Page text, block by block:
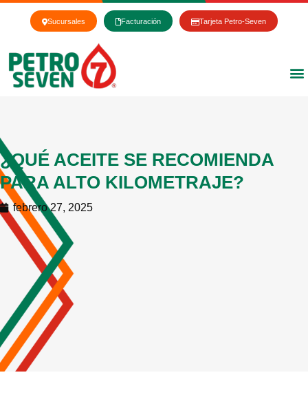
Ir
contenido
Sucursales Facturación Tarjeta Petro-Seven
¿QUÉ ACEITE SE RECOMIENDA
PARA ALTO KILOMETRAJE?
febrero 27, 2025